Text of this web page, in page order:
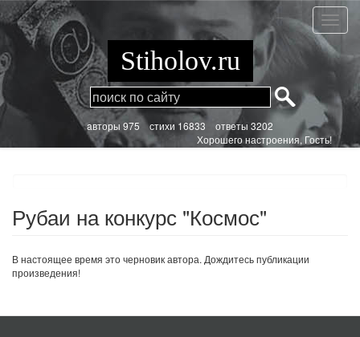
Перейти
к
основному
содержанию
Рубаи
на
Stiholov.ru
aвторы 975стихи 16833 ответы 3202
Хорошего настроения, Гость!
Рубаи на конкурс "Космос"
В настоящее время это черновик автора. Дождитесь публикации
произведения!